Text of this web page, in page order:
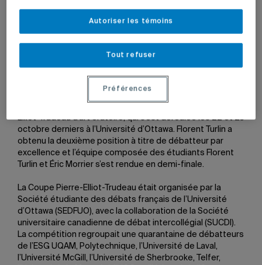
Mis à jour le 7 juin 2022 à 12 h 28
Elliot-Trudeau d’art oratoire, qui s’est déroulée les 22 et 23
octobre derniers à l’Université d’Ottawa. Florent Turlin a
obtenu la deuxième position à titre de débatteur par
excellence et l’équipe composée des étudiants Florent
Turlin et Éric Morrier s’est rendue en demi-finale.
La Coupe Pierre-Elliot-Trudeau était organisée par la
Société étudiante des débats français de l’Université
d’Ottawa (SEDFUO), avec la collaboration de la Société
universitaire canadienne de débat intercollégial (SUCDI).
La compétition regroupait une quarantaine de débatteurs
de l’ESG UQAM, Polytechnique, l’Université de Laval,
l’Université McGill, l’Université de Sherbrooke, Telfer,
Tout refuser
Autoriser les témoins
Préférences